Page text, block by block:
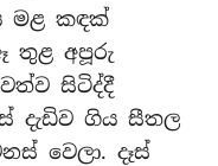
මළ කඳක්
තුළ අපූරු
සිටිද්දී
දැඩිව ගිය සීතල
වෙලා. දෑස්